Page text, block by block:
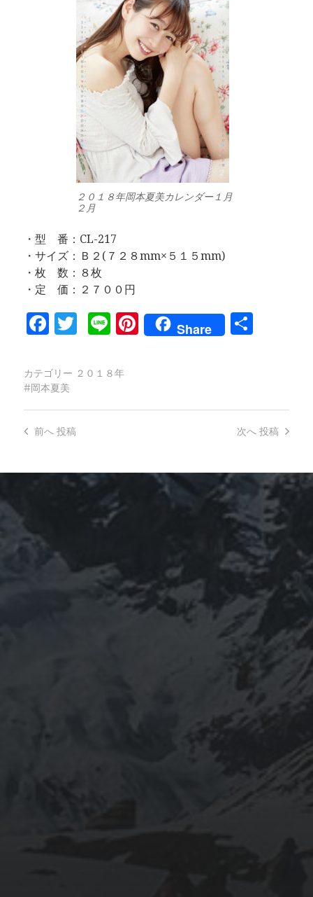
２０１８年岡本夏美カレンダー１月
２月
・型 番：CL-217
・サイズ：Ｂ２(７２８mm×５１５mm)
・枚 数：８枚
・定 価：２７００円
Facebook
Twitter
LinePinterest
Share
共
カテゴリー ２０１８年
岡本夏美
次へ 投稿
前へ投稿